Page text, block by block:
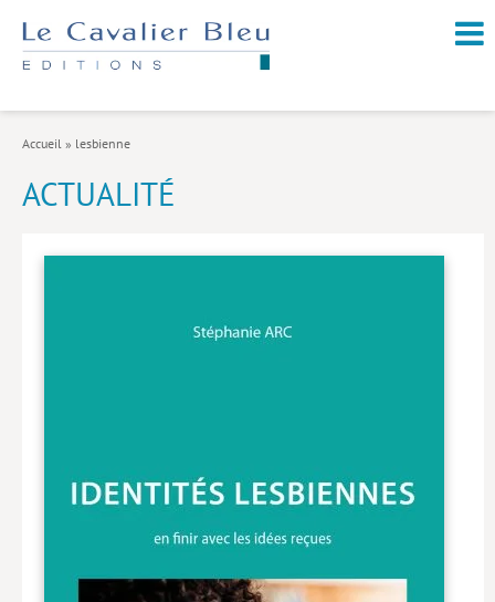
Histoire
Sciences
Livres poche
Index général des titres
Accueil » lesbienne
ACTUALITÉ